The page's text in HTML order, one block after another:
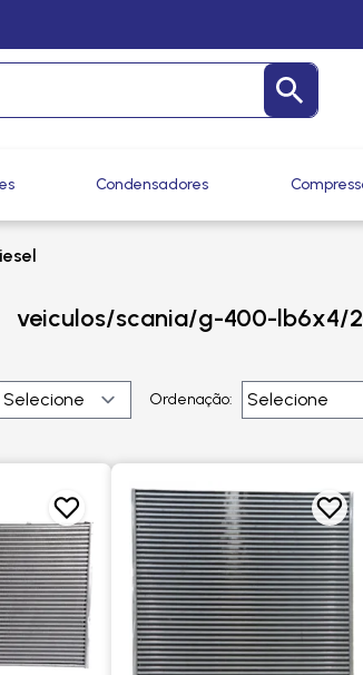
Condensadores
veiculos/scania/g-400-lb6x4/
Ordenação: